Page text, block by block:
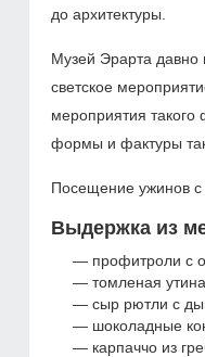
до архитектуры.
Музей Эрарта давно
светское
мероприятия такого
формы и фактуры
Посещение ужинов с
Выдержка из
профитроли с
томленая
сыр рютли с
шоколадные
карпаччо из